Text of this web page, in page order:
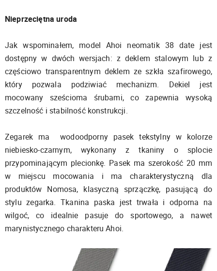
Nieprzeciętna uroda
Jak wspominałem, model Ahoi neomatik 38 date jest
dostępny w dwóch wersjach: z deklem stalowym lub z
częściowo transparentnym deklem ze szkła szafirowego,
który pozwala podziwiać mechanizm. Dekiel jest
mocowany sześcioma śrubami, co zapewnia wysoką
szczelność i stabilność konstrukcji.
Zegarek ma wodoodporny pasek tekstylny w kolorze
niebiesko-czarnym, wykonany z tkaniny o splocie
przypominającym plecionkę. Pasek ma szerokość 20 mm
w miejscu mocowania i ma charakterystyczną dla
produktów Nomosa, klasyczną sprzączkę, pasującą do
stylu zegarka. Tkanina paska jest trwała i odporna na
wilgoć, co idealnie pasuje do sportowego, a nawet
marynistycznego charakteru Ahoi.